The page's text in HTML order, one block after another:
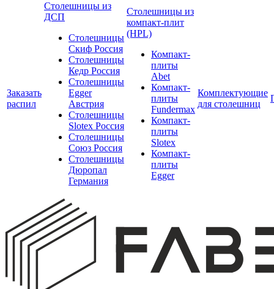
Заказать
распил
Столешницы из
ДСП
Столешницы
Скиф Россия
Столешницы
Кедр Россия
Столешницы
Egger
Австрия
Столешницы
Slotex Россия
Столешницы
Союз Россия
Столешницы
Дюропал
Германия
Столешницы из
компакт-плит
(HPL)
Компакт-
плиты
Abet
Компакт-
плиты
Fundermax
Компакт-
плиты
Slotex
Компакт-
плиты
Egger
Комплектующие
для столешниц